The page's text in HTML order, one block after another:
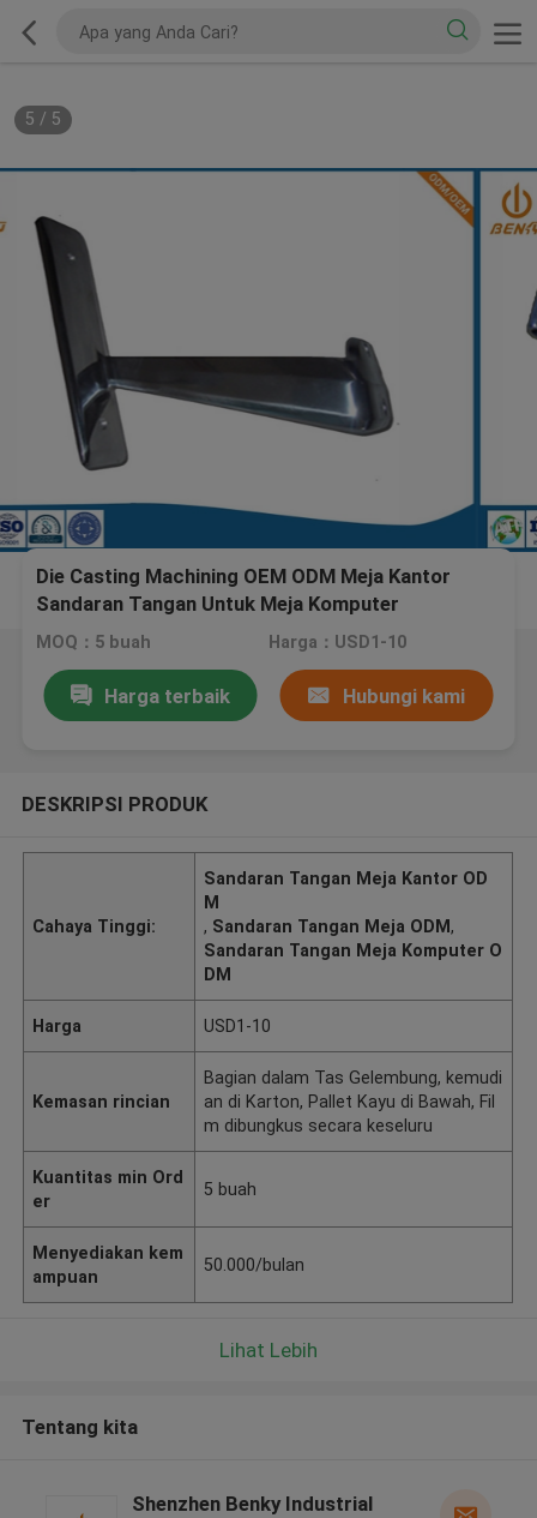
5 / 5
Die Casting Machining OEM ODM Meja Kantor
Sandaran Tangan Untuk Meja Komputer
MOQ：5 buah Harga：USD1-10
Harga terbaik Hubungi kami
DESKRIPSI PRODUK
Cahaya Tinggi:
Sandaran Tangan Meja Kantor OD
M
, Sandaran Tangan Meja ODM,
Sandaran Tangan Meja Komputer O
DM
Harga USD1-10
Kemasan rincian
Bagian dalam Tas Gelembung, kemudi
an di Karton, Pallet Kayu di Bawah, Fil
m dibungkus secara keseluru
Kuantitas min Ord
er
5 buah
Menyediakan kem
ampuan
50.000/bulan
Lihat Lebih
Tentang kita
Shenzhen Benky Industrial